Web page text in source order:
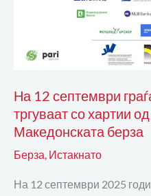
На 12 септември
тргуваат со хартии
Македонската берза
Берза Истакнато
На 12 септември 2025
од
вредност
на
Македонската
берза